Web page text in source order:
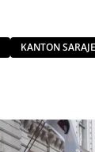
KANTON